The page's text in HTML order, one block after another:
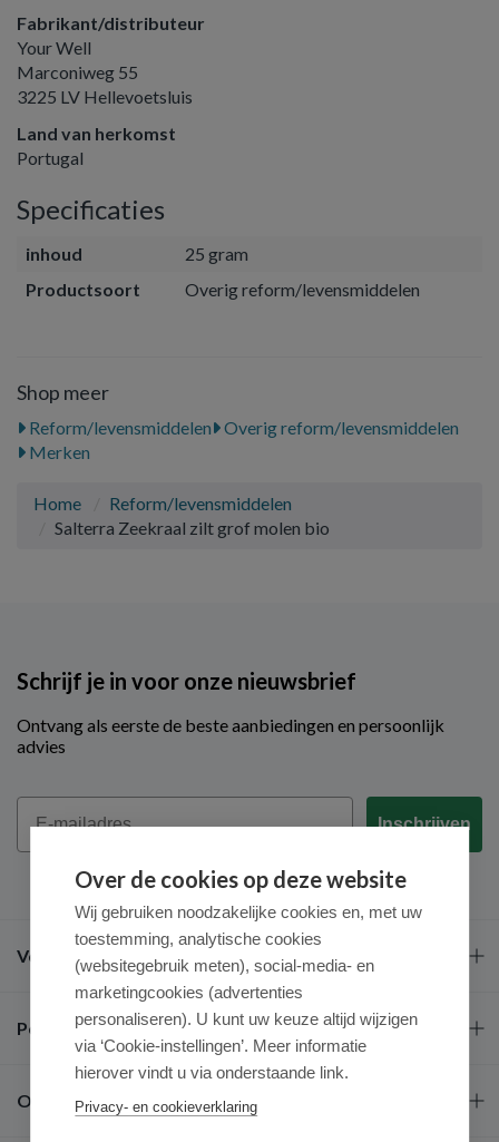
Fabrikant/distributeur
Your Well
Marconiweg 55
3225 LV Hellevoetsluis
Land van herkomst
Portugal
Specificaties
inhoud
25 gram
Productsoort
Overig reform/levensmiddelen
Shop meer
Reform/levensmiddelen
Overig reform/levensmiddelen
Merken
Home
Reform/levensmiddelen
Salterra Zeekraal zilt grof molen bio
Schrijf je in voor onze nieuwsbrief
Ontvang als eerste de beste aanbiedingen en persoonlijk
advies
Email
Inschrijven
Veel gestelde vragen
Populaire merken
Over ons
Over de cookies op deze website
Wij gebruiken noodzakelijke cookies en, met uw
toestemming, analytische cookies
(websitegebruik meten), social-media- en
marketingcookies (advertenties
personaliseren). U kunt uw keuze altijd wijzigen
via ‘Cookie-instellingen’. Meer informatie
hierover vindt u via onderstaande link.
Privacy- en cookieverklaring